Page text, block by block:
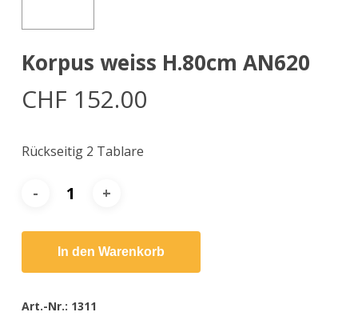
Korpus weiss H.80cm AN620
CHF 152.00
Rückseitig 2 Tablare
In den Warenkorb
Art.-Nr.: 1311